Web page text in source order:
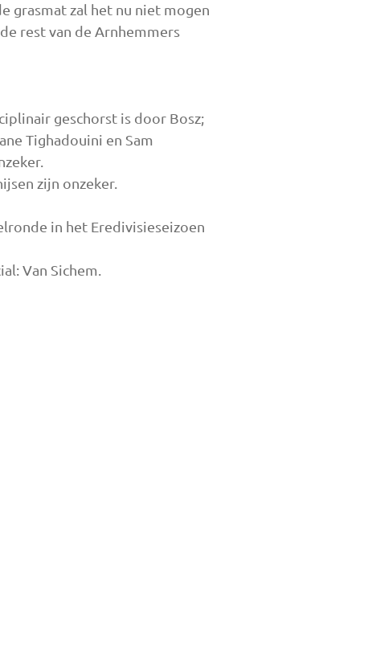
grasmat zal het nu niet mogen
rest van de Arnhemmers
geschorst is door Bosz;
Tighadouini en Sam
zijn onzeker.
in het Eredivisieseizoen
Van Sichem.